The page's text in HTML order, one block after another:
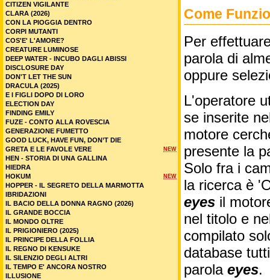
Come
Per
parola di
oppure
L'operatore
se inserite
motore
presente la
Solo fra i
la ricerca è
eyes il
nel titolo e
compilato
database
parola eyes.
CITIZEN VIGILANTE
CLARA (2026)
CON LA PIOGGIA DENTRO
CORPI MUTANTI
COS'E' L'AMORE?
CREATURE LUMINOSE
DEEP WATER - INCUBO DAGLI ABISSI
DISCLOSURE DAY
DON'T LET THE SUN
DRACULA (2025)
E I FIGLI DOPO DI LORO
ELECTION DAY
FINDING EMILY
FUZE - CONTO ALLA ROVESCIA
GENERAZIONE FUMETTO
GOOD LUCK, HAVE FUN, DON’T DIE
NEW
GRETA E LE FAVOLE VERE
HEN - STORIA DI UNA GALLINA
HIEDRA
NEW
HOKUM
HOPPER - IL SEGRETO DELLA MARMOTTA
IBRIDAZIONI
IL BACIO DELLA DONNA RAGNO (2026)
IL GRANDE BOCCIA
IL MONDO OLTRE
IL PRIGIONIERO (2025)
IL PRINCIPE DELLA FOLLIA
IL REGNO DI KENSUKE
IL SILENZIO DEGLI ALTRI
IL TEMPO E' ANCORA NOSTRO
ILLUSIONE